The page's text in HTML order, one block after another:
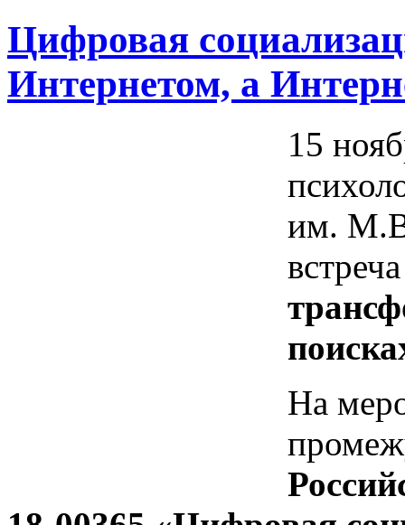
Цифровая
Интернетом, а
15
им.
На